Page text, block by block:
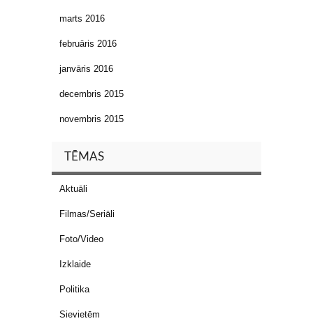
marts 2016
februāris 2016
janvāris 2016
decembris 2015
novembris 2015
TĒMAS
Aktuāli
Filmas/Seriāli
Foto/Video
Izklaide
Politika
Sievietēm